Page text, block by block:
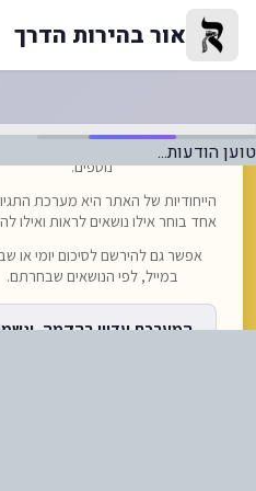
|-עדיין אין לכם
אור בהירות הדרך
טוען הודעות...